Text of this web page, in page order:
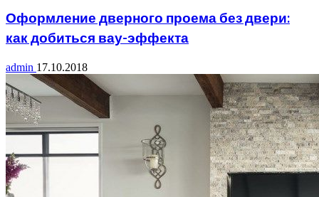
Оформление дверного проема без двери:
как добиться вау-эффекта
admin 17.10.2018